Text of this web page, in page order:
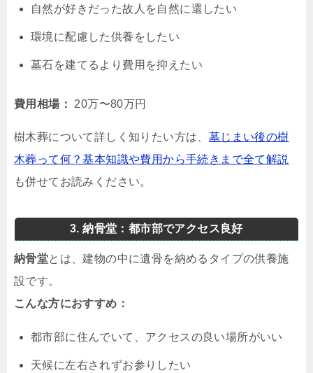
自然が好きだった故人を自然に還したい
環境に配慮した供養をしたい
墓石を建てるより費用を抑えたい
費用相場： 20万〜80万円
樹木葬について詳しく知りたい方は、 墓じまい後の樹
木葬って何？基本知識や費用から手続きまで全て解説
も併せてお読みください。
3. 納骨堂：都市部でアクセス良好
納骨堂とは、建物の中に遺骨を納めるタイプの供養施
設です。
こんな方におすすめ：
都市部に住んでいて、アクセスの良い場所がいい
天候に左右されずお参りしたい